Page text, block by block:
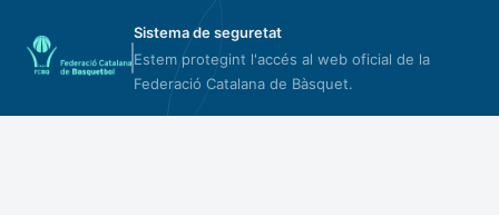
Sistema de seguretat
Estem protegint l'accés al web oficial de la
Federació Catalana de Bàsquet.